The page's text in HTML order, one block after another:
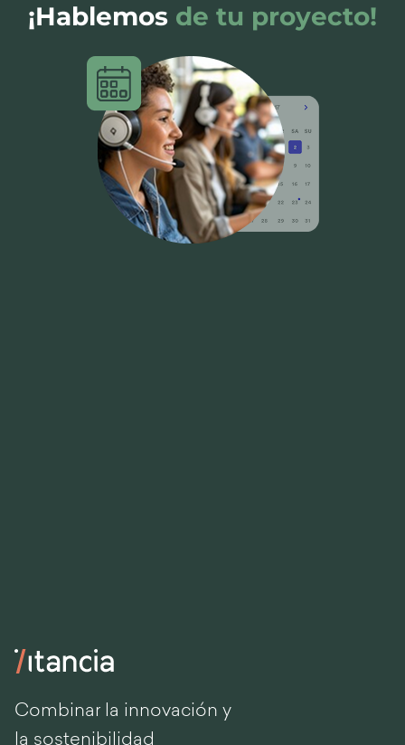
¡Hablemos de tu proyecto!
Combinar la innovación y
la sostenibilidad